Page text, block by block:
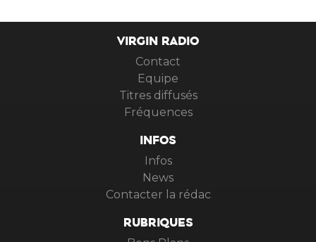
VIRGIN RADIO
Contact
Equipe
Titres diffusés
Fréquences
INFOS
Infos
News
Contacter la rédac
RUBRIQUES